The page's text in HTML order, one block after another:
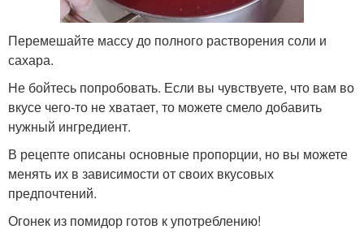
Перемешайте массу до полного растворения соли и
сахара.
Не бойтесь попробовать. Если вы чувствуете, что вам во
вкусе чего-то не хватает, то можете смело добавить
нужный ингредиент.
В рецепте описаны основные пропорции, но вы можете
менять их в зависимости от своих вкусовых
предпочтений.
Огонек из помидор готов к употреблению!